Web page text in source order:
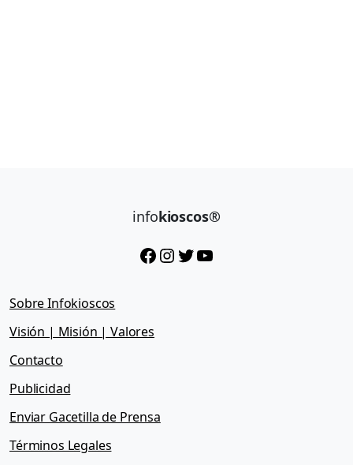
infokioscos®
Facebook InstagramTwitter YouTube
Sobre Infokioscos
Visión | Misión | Valores
Contacto
Publicidad
Enviar Gacetilla de Prensa
Términos Legales